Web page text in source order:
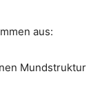
aus:
Mundstruktur